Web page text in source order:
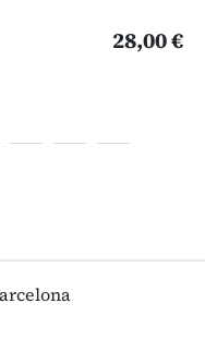
28,00 €